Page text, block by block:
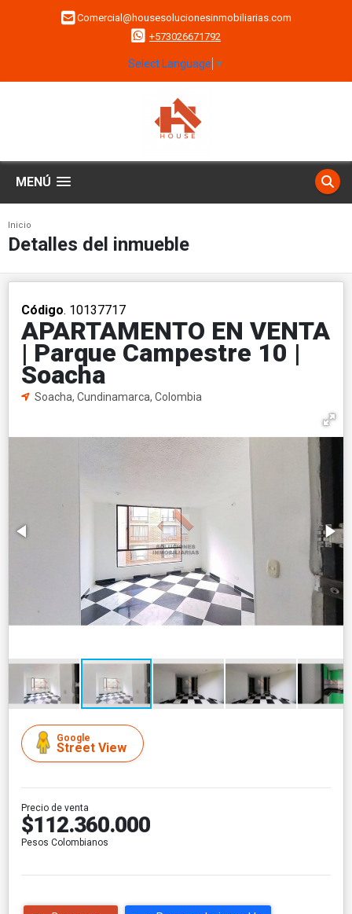
Comercial@housesolucionesinmobiliarias.com
+573026671792
Select Language ▼
MENÚ
Inicio
Detalles del inmueble
Código. 10137717
APARTAMENTO EN VENTA
| Parque Campestre 10 |
Soacha
Soacha, Cundinamarca, Colombia
Google
Street View
Precio de venta
$112.360.000
Pesos Colombianos